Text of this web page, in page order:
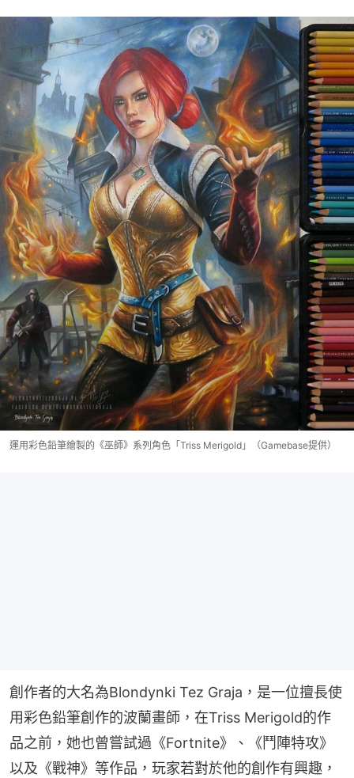
運用彩色鉛筆繪製的《巫師》系列角色「Triss Merigold」（Gamebase提供）
創作者的大名為Blondynki Tez Graja，是一位擅長使
用彩色鉛筆創作的波蘭畫師，在Triss Merigold的作
品之前，她也曾嘗試過《Fortnite》、《鬥陣特攻》
以及《戰神》等作品，玩家若對於他的創作有興趣，